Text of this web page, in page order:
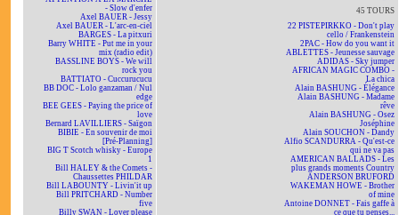
- Slow d'enfer
Axel BAUER - Jessy
Axel BAUER - L'arc-en-ciel
BARGES - La pitxuri
Barry WHITE - Put me in your
mix (radio edit)
BASSLINE BOYS - We will
rock you
BATTIATO - Cuccurucucu
BB DOC - Lolo ganzaman / Nul
edge
BEE GEES - Paying the price of
love
Bernard LAVILLIERS - Saïgon
BIBIE - En souvenir de moi
[Pré-Planning]
BIG T Scotch whisky - Europe
1
Bill HALEY & the Comets -
Chaussettes PHILDAR
Bill LABOUNTY - Livin'it up
Bill PRITCHARD - Number
five
Billy SWAN - Lover please
45 TOURS
22 PISTEPIRKKO - Don't play
cello / Frankenstein
2PAC - How do you want it
ABLETTES - Jeunesse sauvage
ADIDAS - Sky jumper
AFRICAN MAGIC COMBO -
La chica
Alain BASHUNG - Élégance
Alain BASHUNG - Madame
rêve
Alain BASHUNG - Osez
Joséphine
Alain SOUCHON - Dandy
Alfio SCANDURRA - Qu'est-ce
qui ne va pas
AMERICAN BALLADS - Les
plus grands moments Country
ANDERSON BRUFORD
WAKEMAN HOWE - Brother
of mine
Antoine DONNET - Fais gaffe à
ce que tu penses...